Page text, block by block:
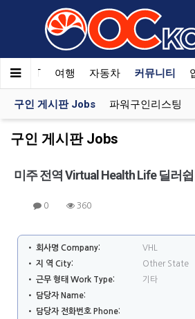
한국SAT 여행 자동차 커뮤니티
구인 게시판 Jobs 파워구인리스팅
구인 게시판 Jobs
미주 전역 Virtual Health Life 딜러
0 360
• 회사명 Company:
VHL
• 지 역 City:
Other State
• 근무 형태 Work Type:
기타
• 담당자 Name:
• 담당자 전화번호 Phone: